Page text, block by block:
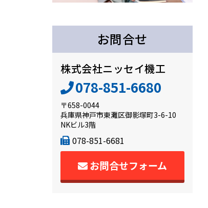
お問合せ
株式会社ニッセイ機工
078-851-6680
〒658-0044
兵庫県神戸市東灘区御影塚町3-6-10
NKビル3階
078-851-6681
お問合せフォーム